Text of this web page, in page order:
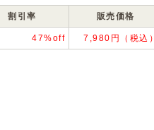
割引率 販売価格
47%off 7,980円（税込）